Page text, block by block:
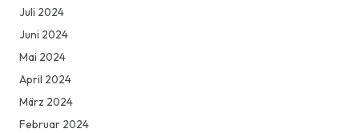
Juli 2024
Juni 2024
Mai 2024
April 2024
März 2024
Februar 2024